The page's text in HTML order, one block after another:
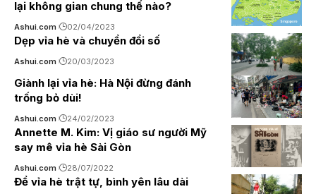
lại không gian chung thế nào?
Ashui.com 02/04/2023
Dẹp vỉa hè và chuyển đổi số
Ashui.com 20/03/2023
Giành lại vỉa hè: Hà Nội đừng đánh
trống bỏ dùi!
Ashui.com 24/02/2023
Annette M. Kim: Vị giáo sư người Mỹ
say mê vỉa hè Sài Gòn
Ashui.com 28/07/2022
Để vỉa hè trật tự, bình yên lâu dài